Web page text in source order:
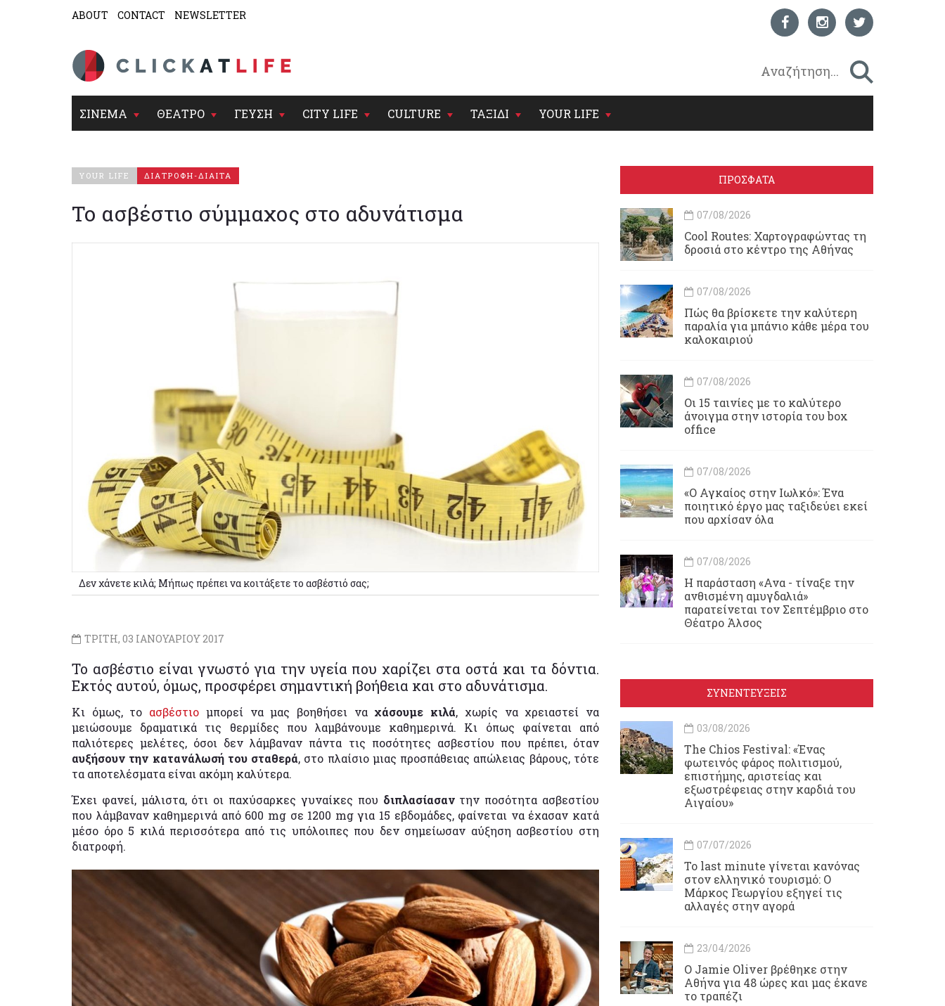
ABOUT CONTACT NEWSLETTER
ΣΙΝΕΜΑ ΘΕΑΤΡΟ ΓΕΥΣΗ CITY LIFE CULTURE ΤΑΞΙΔΙ YOUR LIFE
YOUR LIFE ΔΙΑΤΡΟΦΗ-ΔΙΑΙΤΑ
Το ασβέστιο σύμμαχος στο αδυνάτισμα
Δεν χάνετε κιλά; Μήπως πρέπει να κοιτάξετε το ασβέστιό σας;
ΤΡΙΤΗ, 03 ΙΑΝΟΥΑΡΙΟΥ 2017
Το ασβέστιο είναι γνωστό για την υγεία που χαρίζει στα οστά και τα δόντια.
Εκτός αυτού, όμως, προσφέρει σημαντική βοήθεια και στο αδυνάτισμα.
Κι όμως, το ασβέστιο μπορεί να μας βοηθήσει να χάσουμε κιλά, χωρίς να χρειαστεί να
μειώσουμε δραματικά τις θερμίδες που λαμβάνουμε καθημερινά. Κι όπως φαίνεται από
παλιότερες μελέτες, όσοι δεν λάμβαναν πάντα τις ποσότητες ασβεστίου που πρέπει, όταν
αυξήσουν την κατανάλωσή του σταθερά, στο πλαίσιο μιας προσπάθειας απώλειας βάρους, τότε
τα αποτελέσματα είναι ακόμη καλύτερα.
Έχει φανεί, μάλιστα, ότι οι παχύσαρκες γυναίκες που διπλασίασαντην ποσότητα ασβεστίου
που λάμβαναν καθημερινά από 600 mg σε 1200 mg για 15 εβδομάδες, φαίνεται να έχασαν κατά
μέσο όρο 5 κιλά περισσότερα από τις υπόλοιπες που δεν σημείωσαν αύξηση ασβεστίου στη
διατροφή.
ΠΡΟΣΦΑΤΑ
07/08/2026
Cool Routes: Χαρτογραφώντας τη
δροσιά στο κέντρο της Αθήνας
07/08/2026
Πώς θα βρίσκετε την καλύτερη
παραλία για μπάνιο κάθε μέρα του
καλοκαιριού
07/08/2026
Οι 15 ταινίες με το καλύτερο
άνοιγμα στην ιστορία του box
office
07/08/2026
«Ο Αγκαίος στην Ιωλκό»: Ένα
ποιητικό έργο μας ταξιδεύει εκεί
που αρχίσαν όλα
07/08/2026
Η παράσταση «Ανα - τίναξε την
ανθισμένη αμυγδαλιά»
παρατείνεται τον Σεπτέμβριο στο
Θέατρο Άλσος
ΣΥΝΕΝΤΕΥΞΕΙΣ
03/08/2026
Τhe Chios Festival: «Ένας
φωτεινός φάρος πολιτισμού,
επιστήμης, αριστείας και
εξωστρέφειας στην καρδιά του
Αιγαίου»
07/07/2026
Το last minute γίνεται κανόνας
στον ελληνικό τουρισμό: Ο
Μάρκος Γεωργίου εξηγεί τις
αλλαγές στην αγορά
23/04/2026
Ο Jamie Oliver βρέθηκε στην
Αθήνα για 48 ώρες και μας έκανε
το τραπέζι